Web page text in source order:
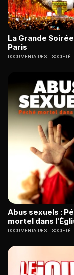
La Grande
Paris
DOCUMENTAIRES SOCIÉTÉ
Abus sexuels :
mortel dans
DOCUMENTAIRES SOCIÉTÉ